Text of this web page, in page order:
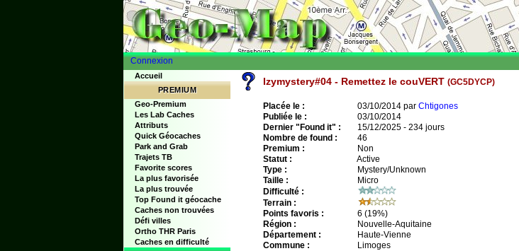
Connexion
Accueil
PREMIUM
Geo-Premium
Les Lab Caches
Attributs
Quick Géocaches
Park and Grab
Trajets TB
Favorite scores
La plus favorisée
La plus trouvée
Top Found it géocache
Caches non trouvées
Défi villes
Ortho THR Paris
Caches en difficulté
Izymystery#04 - Remettez le couVERT (GC5DYCP)
Placée le : 03/10/2014 par Chtigones
Publiée le :
03/10/2014
Dernier "Found it" :
15/12/2025 - 234 jours
Nombre de found :
46
Premium :
Non
Statut :
Active
Type :
Mystery/Unknown
Taille :
Micro
Difficulté :
Terrain :
Points favoris :
6 (19%)
Région :
Nouvelle-Aquitaine
Département :
Haute-Vienne
Commune :
Limoges